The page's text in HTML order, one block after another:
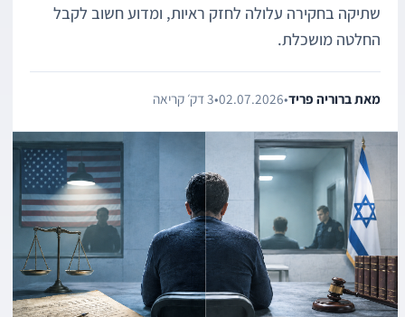
שתיקה בחקירה עלולה לחזק ראיות, ומדוע חשוב לקבל
החלטה מושכלת.
מאת ברוריה פריד•
02.07.2026
•3 דק׳ קריאה